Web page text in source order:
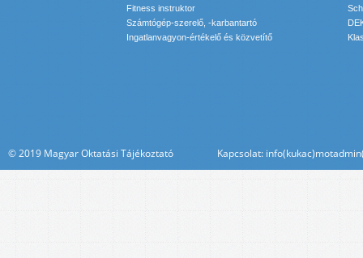
Fitness instruktor
Számtógép-szerelő, -karbantartó
Ingatlanvagyon-értékelő és közvetítő
© 2019 Magyar Oktatási Tájékoztató Kapcsolat: